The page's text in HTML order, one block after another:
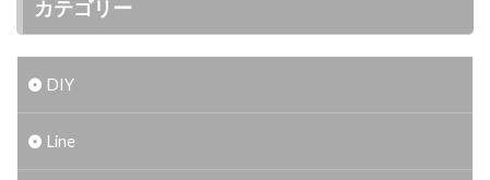
カテゴリー
DIY
Line